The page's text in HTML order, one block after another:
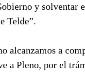
y solventar
Telde”.
alcanzamos a
a Pleno, por el